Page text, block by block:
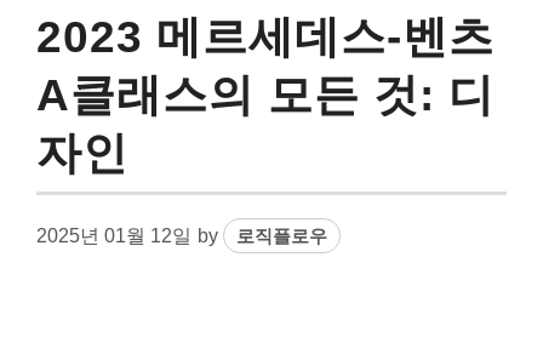
2023 메르세데스-벤츠
A클래스의 모든 것: 디
자인
2025년 01월 12일 by 로직플로우